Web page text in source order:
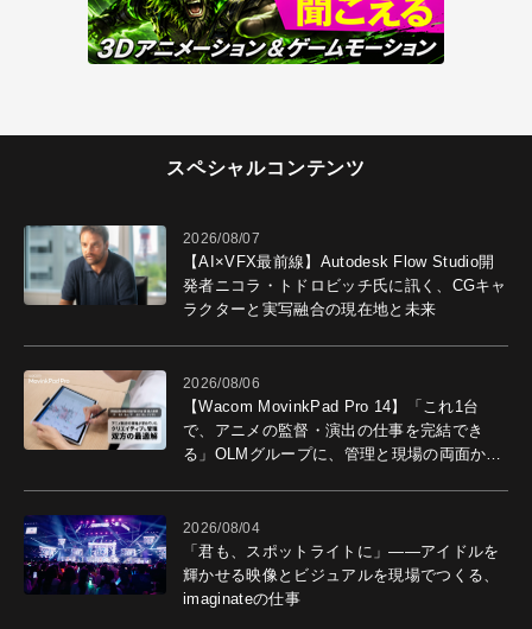
スペシャルコンテンツ
2026/08/07
【AI×VFX最前線】Autodesk Flow Studio開
発者ニコラ・トドロビッチ氏に訊く、CGキャ
ラクターと実写融合の現在地と未来
2026/08/06
【Wacom MovinkPad Pro 14】「これ1台
で、アニメの監督・演出の仕事を完結でき
る」OLMグループに、管理と現場の両面から
2026/08/04
「君も、スポットライトに」――アイドルを
輝かせる映像とビジュアルを現場でつくる、
imaginateの仕事